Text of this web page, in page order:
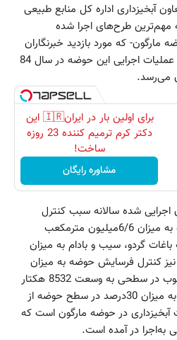
آبخیزداری اداره کل منابع طبیعی
مهم‌ترین طرح‌های اجرا شده
مارگون- که مورد بازدید خبرنگاران
هم قرار گرفت - اشاره می‌کند: عملیات اجرایی این حوضه در سال 84
برای اولین بار در ایران🇮🇷 این
دکتر کرم ترمیم کننده 23 روزه
ساخت!
مشاوره رایگان
شده سالانه سبب کنترل
33‌درصد کل رواناب‌های حوضه به میزان 6/6‌میلیون‌ مترمکعب
گردو، سیب و بادام به میزان
نیز کنترل فرسایش حوضه به میزان
50‌درصد، کنترل 35هزار تن رسوب در سطحی به وسعت 8532 هکتار
در سال و افزایش تولید علوفه به میزان 30‌درصد در سطح حوضه از
آبخیزداری در حوضه مارگون است که